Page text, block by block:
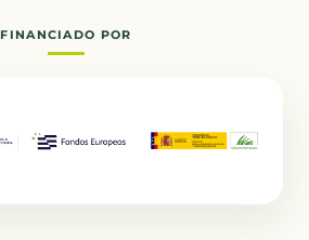
FINANCIADO POR